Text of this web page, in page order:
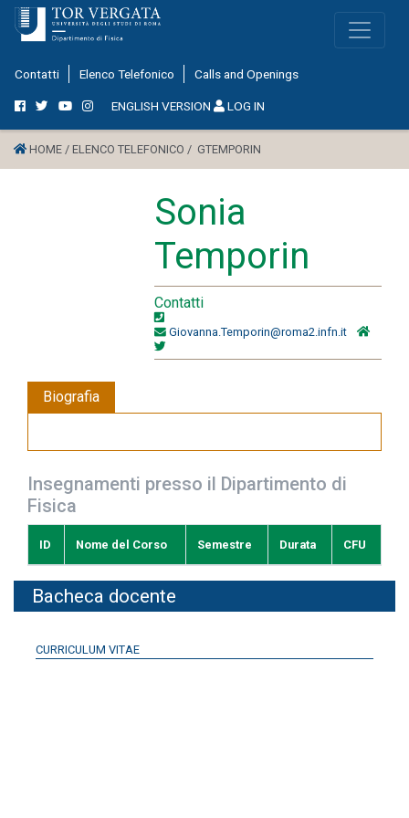
Contatti Elenco Telefonico Calls and Openings
ENGLISH VERSION LOG IN
HOME / ELENCO TELEFONICO / GTEMPORIN
Sonia
Temporin
Contatti
Giovanna.Temporin@roma2.infn.it
Biografia
Insegnamenti presso il Dipartimento di
Fisica
ID Nome del Corso Semestre Durata CFU
Bacheca docente
CURRICULUM VITAE